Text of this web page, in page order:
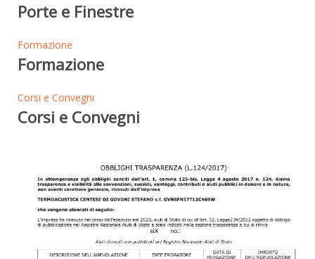
Porte e Finestre
Formazione
Formazione
Corsi e Convegni
Corsi e Convegni